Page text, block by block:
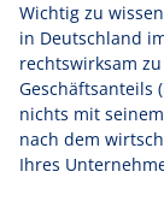
Wichtig zu
in Deutschland
rechtswirksam
Geschäftsanteils
nichts mit
nach dem
Ihres